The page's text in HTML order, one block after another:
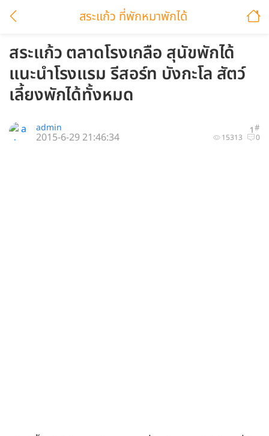
สระแก้ว ที่พักหมาพักได้
สระแก้ว ตลาดโรงเกลือ สุนัขพักได้
แนะนำโรงแรม รีสอร์ท บังกะโล สัตว์
เลี้ยงพักได้ทั้งหมด
1#
admin
15313 0
2015-6-29 21:46:34